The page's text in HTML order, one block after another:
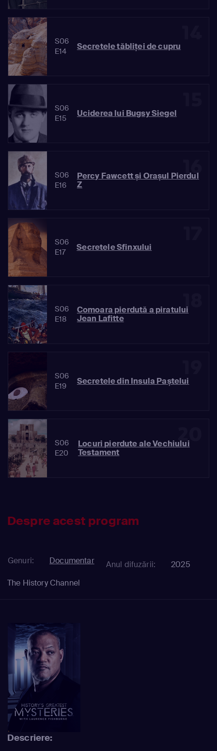
S06
E14
Secretele tăbliței de cupru
S06
E15
Uciderea lui Bugsy Siegel
16
S06
E16
Percy Fawcett și Orașul Pierdul
Z
S06
E17
Secretele Sfinxului
18
S06
E18
Comoara pierdută a piratului
Jean Lafitte
S06
E19
Secretele din Insula Paștelui
20
S06
E20
Locuri pierdute ale Vechiului
Testament
Despre acest program
Genuri: Documentar Anul difuzării:
2025
The History Channel
Descriere: